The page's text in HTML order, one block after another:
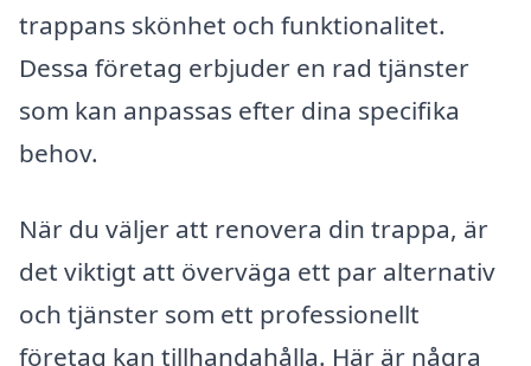
trappans skönhet och funktionalitet.
Dessa företag erbjuder en rad tjänster
som kan anpassas efter dina specifika
behov.
När du väljer att renovera din trappa, är
det viktigt att överväga ett par alternativ
och tjänster som ett professionellt
företag kan tillhandahålla. Här är några